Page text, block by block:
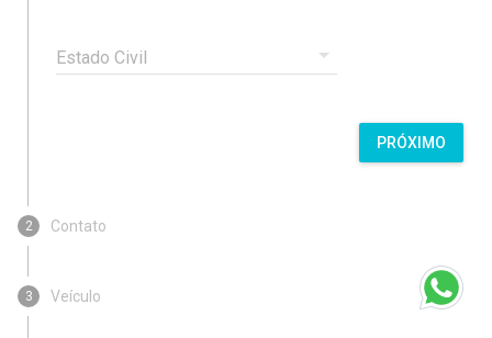
Estado Civil
PRÓXIMO
2 Contato
3 Veículo